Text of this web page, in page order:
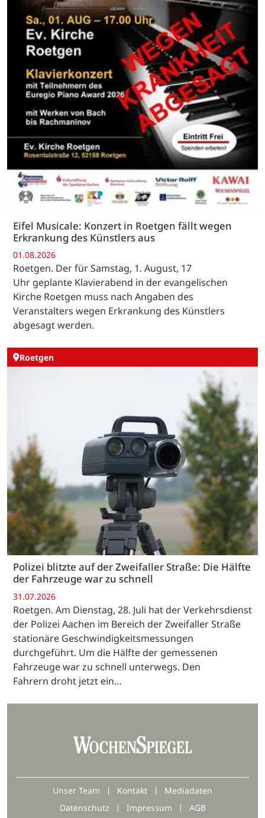
Eifel Musicale: Konzert in Roetgen fällt wegen
Erkrankung des Künstlers aus
01.08.2026
Roetgen. Der für Samstag, 1. August, 17
Uhr geplante Klavierabend in der evangelischen
Kirche Roetgen muss nach Angaben des
Veranstalters wegen Erkrankung des Künstlers
abgesagt werden.
Roetgen
Polizei blitzte auf der Zweifaller Straße: Die Hälfte
der Fahrzeuge war zu schnell
31.07.2026
Roetgen. Am Dienstag, 28. Juli hat der Verkehrsdienst
der Polizei Aachen im Bereich der Zweifaller Straße
stationäre Geschwindigkeitsmessungen
durchgeführt. Um die Hälfte der gemessenen
Fahrzeuge war zu schnell unterwegs. Den
Fahrern droht jetzt ein…
Unser Team Kontakt
Mediadaten
Datenschutz
Impressum AGB